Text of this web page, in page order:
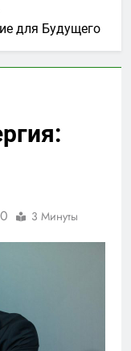
для Будущего
0 3 Минуты